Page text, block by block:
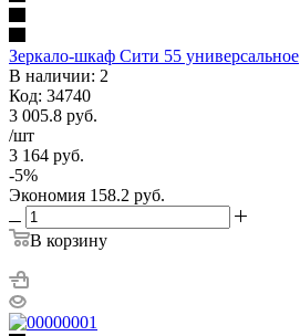
Зеркало-шкаф Сити 55 универсальное
В наличии: 2
Код: 34740
3 005.8 руб.
/шт
3 164 руб.
-5%
Экономия 158.2 руб.
В корзину